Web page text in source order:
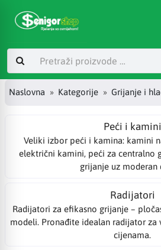
Naslovna Kategorije Grijanje i
Peći i kamini
Veliki izbor peći i kamina: kamini
električni kamini, peći za centralno
grijanje uz moderan
Radijatori
Radijatori za efikasno grijanje –
modeli. Pronađite idealan radijator
cijenama.